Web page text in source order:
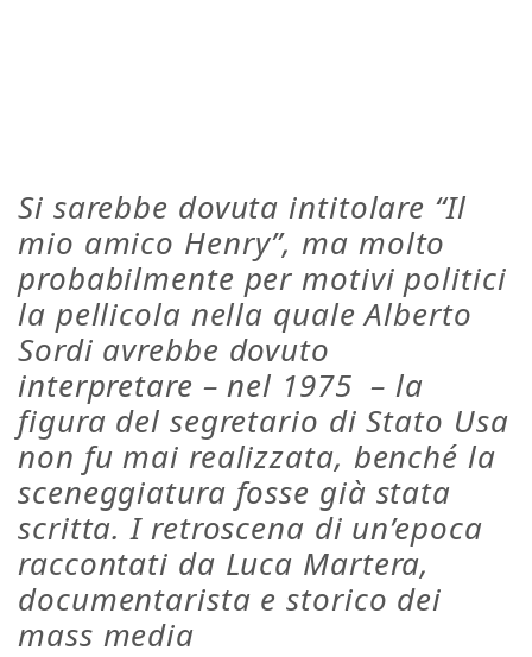
Si sarebbe dovuta intitolare “Il
mio amico Henry”, ma molto
probabilmente per motivi politici
la pellicola nella quale Alberto
Sordi avrebbe dovuto
interpretare – nel 1975 – la
figura del segretario di Stato Usa
non fu mai realizzata, benché la
sceneggiatura fosse già stata
scritta. I retroscena di un’epoca
raccontati da Luca Martera,
documentarista e storico dei
mass media